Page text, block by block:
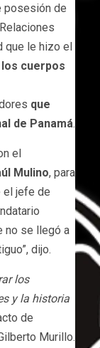
posesión de
que le hizo el
cuerpos
que
de Panamá.
el
Mulino, para
el jefe de
no se llegó a
dijo.
los
y la historia
de
Murillo.